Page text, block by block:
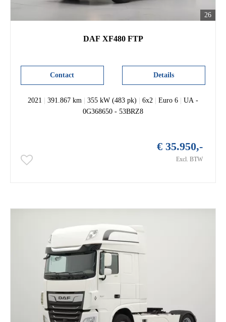
26
DAF XF480 FTP
Details
Contact
2021 391.867 km 355 kW (483 pk) 6x2 Euro 6
UA -
0G368650 - 53BRZ8
€ 35.950,-
Excl. BTW